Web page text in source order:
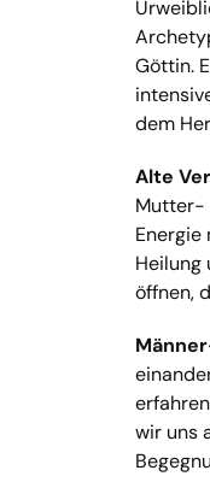
Göttin.
dem
Alte
Mutter-
Heilung
öffnen,
wir uns